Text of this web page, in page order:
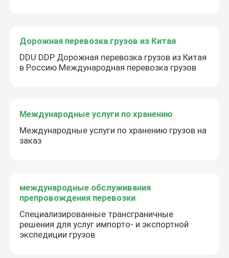
Дорожная перевозка грузов из Китая
DDU DDP Дорожная перевозка грузов из Китая
в Россию Международная перевозка грузов
Международные услуги по хранению
Международные услуги по хранению грузов на
заказ
международные обслуживания
препровождения перевозки
Специализированные трансграничные
решения для услуг импорто- и экспортной
экспедиции грузов